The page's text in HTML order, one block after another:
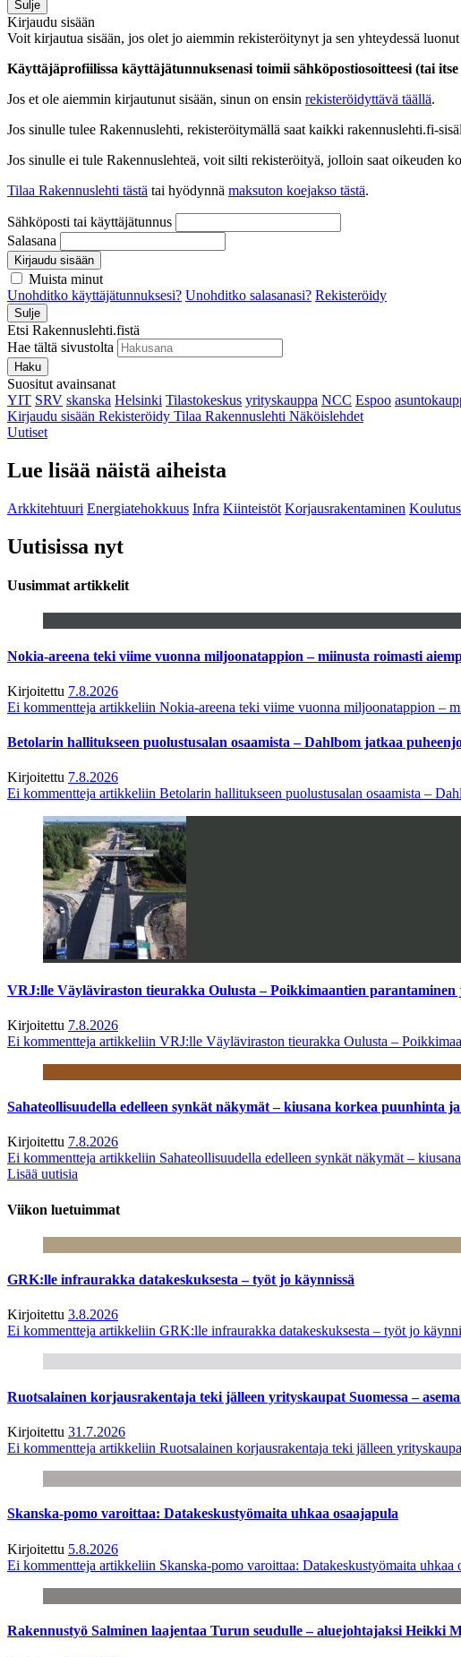
Sulje
Kirjaudu sisään
Voit kirjautua sisään, jos olet jo aiemmin rekisteröitynyt ja sen yhteydessä
Käyttäjäprofiilissa käyttäjätunnuksenasi toimii sähköpostiosoitteesi (tai
Jos et ole aiemmin kirjautunut sisään, sinun on ensin rekisteröidyttävä täällä.
Jos sinulle tulee Rakennuslehti, rekisteröitymällä saat kaikki rakennuslehti.fi-
Jos sinulle ei tule Rakennuslehteä, voit silti rekisteröityä, jolloin saat oikeuden
Tilaa Rakennuslehti tästä tai hyödynnä maksuton koejakso tästä.
Sähköposti tai käyttäjätunnus
Salasana
Kirjaudu sisään
Muista minut
Unohditko käyttäjätunnuksesi? Unohditko salasanasi? Rekisteröidy
Sulje
Etsi Rakennuslehti.fistä
Hae tältä sivustolta
Haku
Suositut avainsanat
YIT SRV skanska Helsinki Tilastokeskus yrityskauppa NCC Espoo
Kirjaudu sisään Rekisteröidy Tilaa Rakennuslehti Näköislehdet
Uutiset
Lue lisää näistä aiheista
Arkkitehtuuri Energiatehokkuus Infra Kiinteistöt Korjausrakentaminen
Uutisissa nyt
Uusimmat artikkelit
Nokia-areena teki viime vuonna miljoonatappion – miinusta roimasti
Kirjoitettu 7.8.2026
Ei kommentteja artikkeliin Nokia-areena teki viime vuonna miljoonatappion –
Betolarin hallitukseen puolustusalan osaamista – Dahlbom jatkaa
Kirjoitettu 7.8.2026
Ei kommentteja artikkeliin Betolarin hallitukseen puolustusalan osaamista –
VRJ:lle Väyläviraston tieurakka Oulusta – Poikkimaantien parantaminen
Kirjoitettu 7.8.2026
Ei kommentteja artikkeliin VRJ:lle Väyläviraston tieurakka Oulusta –
Sahateollisuudella edelleen synkät näkymät – kiusana korkea puunhinta
Kirjoitettu 7.8.2026
Ei kommentteja artikkeliin Sahateollisuudella edelleen synkät näkymät –
Lisää uutisia
Viikon luetuimmat
GRK:lle infraurakka datakeskuksesta – työt jo käynnissä
Kirjoitettu 3.8.2026
Ei kommentteja artikkeliin GRK:lle infraurakka datakeskuksesta – työt jo
Ruotsalainen korjausrakentaja teki jälleen yrityskaupat Suomessa –
Kirjoitettu 31.7.2026
Ei kommentteja artikkeliin Ruotsalainen korjausrakentaja teki jälleen
Skanska-pomo varoittaa: Datakeskustyömaita uhkaa osaajapula
Kirjoitettu 5.8.2026
Ei kommentteja artikkeliin Skanska-pomo varoittaa: Datakeskustyömaita uhkaa
Rakennustyö Salminen laajentaa Turun seudulle – aluejohtajaksi Heikki